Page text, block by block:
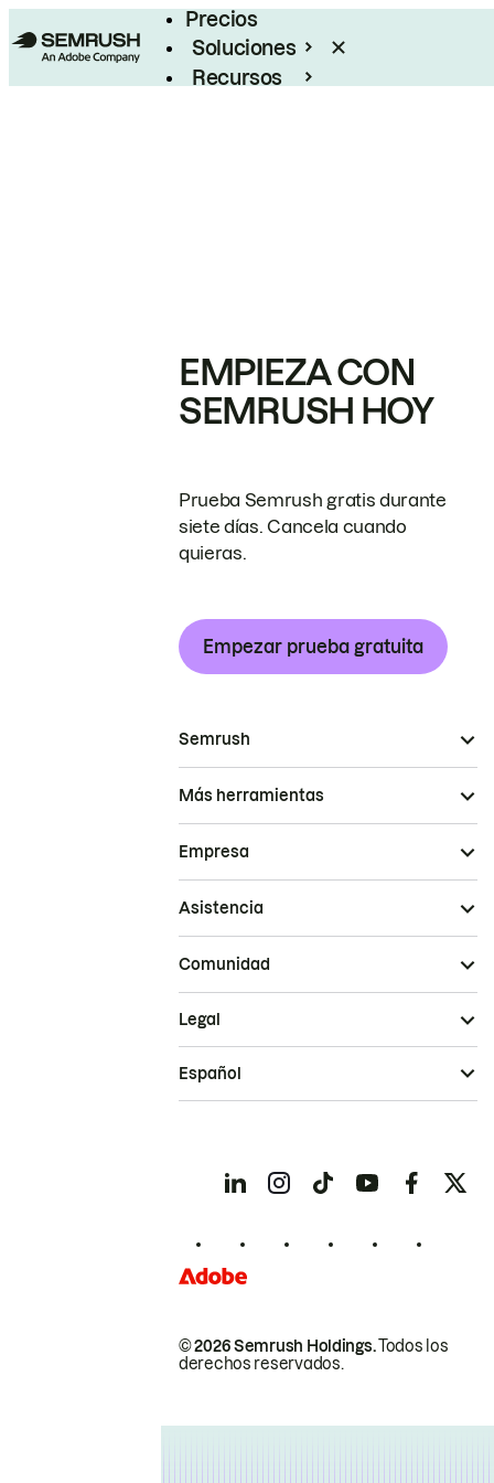
Precios
Soluciones
Recursos
EMPIEZA CON
SEMRUSH HOY
Prueba Semrush gratis durante
siete días. Cancela cuando
quieras.
Empezar prueba gratuita
Semrush
Más herramientas
Empresa
Asistencia
Comunidad
© 2026 Semrush Holdings.Todos los
derechos reservados.
Legal
Español